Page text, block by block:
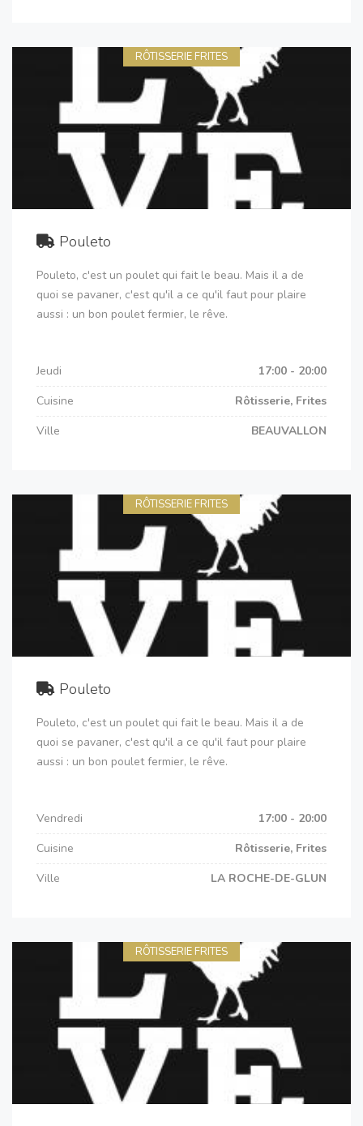
RÔTISSERIE FRITES
Pouleto
Pouleto, c'est un poulet qui fait le beau. Mais il a de
quoi se pavaner, c'est qu'il a ce qu'il faut pour plaire
aussi : un bon poulet fermier, le rêve.
Jeudi
17:00 - 20:00
Cuisine
Rôtisserie, Frites
Ville
BEAUVALLON
RÔTISSERIE FRITES
Pouleto
Pouleto, c'est un poulet qui fait le beau. Mais il a de
quoi se pavaner, c'est qu'il a ce qu'il faut pour plaire
aussi : un bon poulet fermier, le rêve.
Vendredi
17:00 - 20:00
Cuisine
Rôtisserie, Frites
Ville
LA ROCHE-DE-GLUN
RÔTISSERIE FRITES